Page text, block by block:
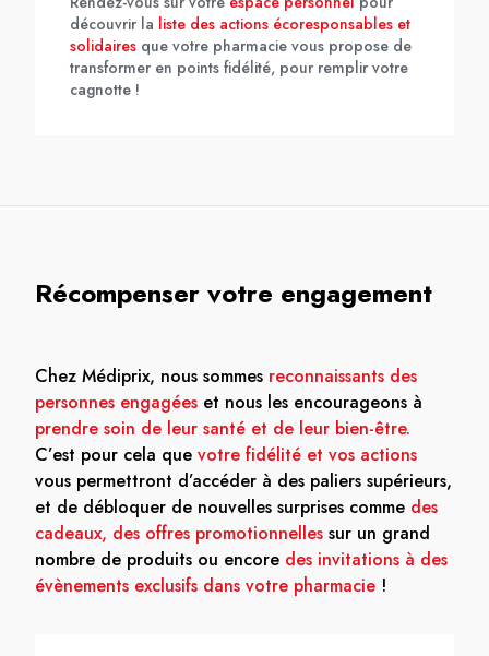
découvrir la liste des actions écoresponsables et
solidaires que votre pharmacie vous propose de
transformer en points fidélité, pour remplir votre
cagnotte !
Récompenser votre engagement
Chez Médiprix, nous sommes reconnaissants des
personnes engagées et nous les encourageons à
prendre soin de leur santé et de leur bien-être.
C’est pour cela que votre fidélité et vos actions
vous permettront d’accéder à des paliers supérieurs,
et de débloquer de nouvelles surprises comme des
cadeaux, des offres promotionnelles sur un grand
nombre de produits ou encore des invitations à des
évènements exclusifs dans votre pharmacie !